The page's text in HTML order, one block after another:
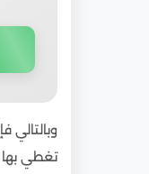
وبالتالي
تغطي بها